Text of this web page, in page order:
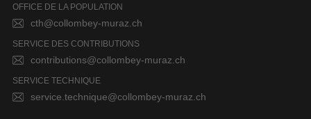
OFFICE DE LA POPULATION
cth@collombey-muraz.ch
SERVICE DES CONTRIBUTIONS
contributions@collombey-muraz.ch
SERVICE TECHNIQUE
service.technique@collombey-muraz.ch